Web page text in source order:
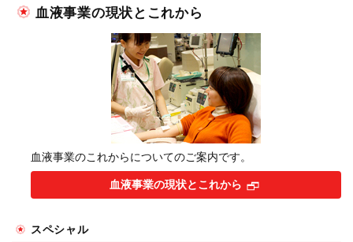
血液事業の現状とこれから
血液事業のこれからについてのご案内です。
血液事業の現状とこれから
スペシャル